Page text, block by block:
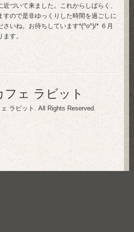
づいて来ました。これからしばらく、
すので是非ゆっくりした時間を過ごしに
さいね。お待ちしています*(^o^)/* ６月
す。
フェ ラビット
ラビット . All Rights Reserved.